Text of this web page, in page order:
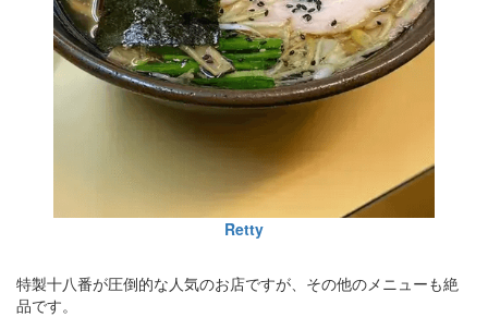
Retty
特製十八番が圧倒的な人気のお店ですが、その他のメニューも絶
品です。